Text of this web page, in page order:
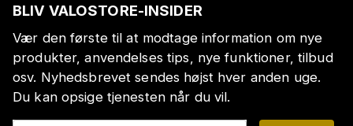
BLIV VALOSTORE-INSIDER
Vær den første til at modtage information om nye
produkter, anvendelses tips, nye funktioner, tilbud
osv. Nyhedsbrevet sendes højst hver anden uge.
Du kan opsige tjenesten når du vil.